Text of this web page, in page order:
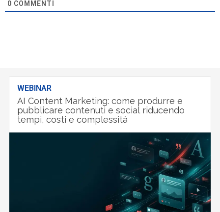
0 COMMENTI
WEBINAR
AI Content Marketing: come produrre e
pubblicare contenuti e social riducendo
tempi, costi e complessità